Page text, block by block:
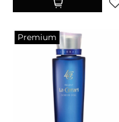
Premium